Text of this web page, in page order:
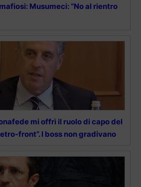
Musumeci: “No al rientro
mi offrì il ruolo di capo del
front”. I boss non gradivano